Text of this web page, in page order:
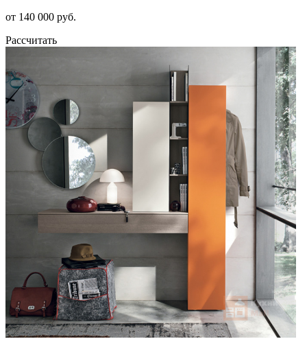
от 140 000 руб.
Рассчитать